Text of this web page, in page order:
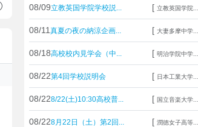
08/09立教英国学院学校説... [ 立教英国学院...
08/11 真夏の夜の納涼企画... [ 大妻多摩中学...
08/18高校校内見学会（中... [ 明治学院中学...
08/22第4回学校説明会 [ 日本工業大学...
08/228/22(土)10:30高校普... [ 国立音楽大学...
08/228月22日（土）第2回... [ 潤徳女子高等...